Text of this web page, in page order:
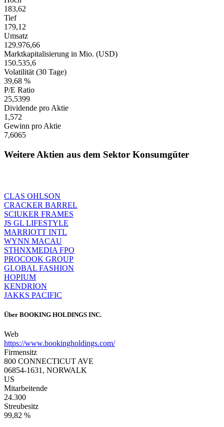
183,62
Tief
179,12
Umsatz
129.976,66
Marktkapitalisierung in Mio. (USD)
150.535,6
Volatilität (30 Tage)
39,68 %
P/E Ratio
25,5399
Dividende pro Aktie
1,572
Gewinn pro Aktie
7,6065
Weitere Aktien aus dem Sektor Konsumgüter
CLAS OHLSON
CRACKER BARREL
SCIUKER FRAMES
JS GL LIFESTYLE
MARRIOTT INTL
WYNN MACAU
STHNXMEDIA FPO
PROCOOK GROUP
GLOBAL FASHION
HOPIUM
KENDRION
JAKKS PACIFIC
Über BOOKING HOLDINGS INC.
Web
https://www.bookingholdings.com/
Firmensitz
800 CONNECTICUT AVE
06854-1631, NORWALK
US
Mitarbeitende
24.300
Streubesitz
99,82 %